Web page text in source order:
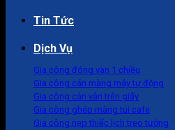
Tin Tức
Dịch Vụ
Gia công đóng van 1 chiều
Gia công cán màng máy tự động
Gia công cán vân trên giấy
Gia công ghép màng túi cafe
Gia công nẹp thiếc lịch treo tường